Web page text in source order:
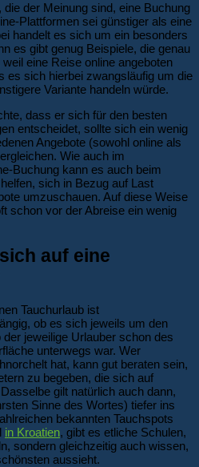
der Meinung sind, eine Buchung
Plattformen sei günstiger als eine
handelt es sich um ein besonders
es gibt genug Beispiele, die genau
eine Reise online angeboten
es sich hierbei zwangsläufig um die
Variante handeln würde.
dass er sich für den besten
entscheidet, sollte sich ein wenig
Angebote (sowohl online als
Wie auch im
Buchung kann es auch beim
sich in Bezug auf Last
umzuschauen. Auf diese Weise
schon vor der Abreise ein wenig
auf eine
Tauchurlaub ist
ob es sich jeweils um den
jeweilige Urlauber schon des
unterwegs war. Wer
hat, kann gut beraten sein,
zu begeben, die sich auf
gilt natürlich auch dann,
Sinne des Wortes) tiefer ins
bekannten Tauchspots
in Kroatien, gibt es etliche Schulen,
sondern gleichzeitig auch wissen,
aussieht.